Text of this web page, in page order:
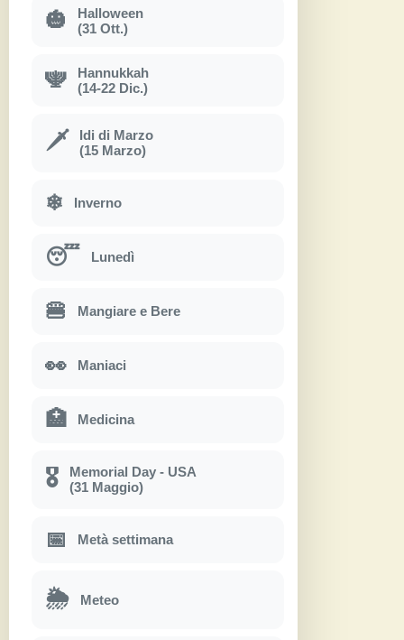
🎃
Halloween
(31 Ott.)
🕎
Hannukkah
(14-22 Dic.)
🗡
Idi di Marzo
(15 Marzo)
❄ Inverno
😴 Lunedì
🍔 Mangiare e Bere
👀 Maniaci
🏥 Medicina
🎖
Memorial Day - USA
(31 Maggio)
📅 Metà settimana
🌦 Meteo